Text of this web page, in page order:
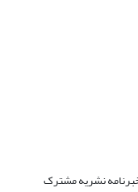
نشریه مشترک